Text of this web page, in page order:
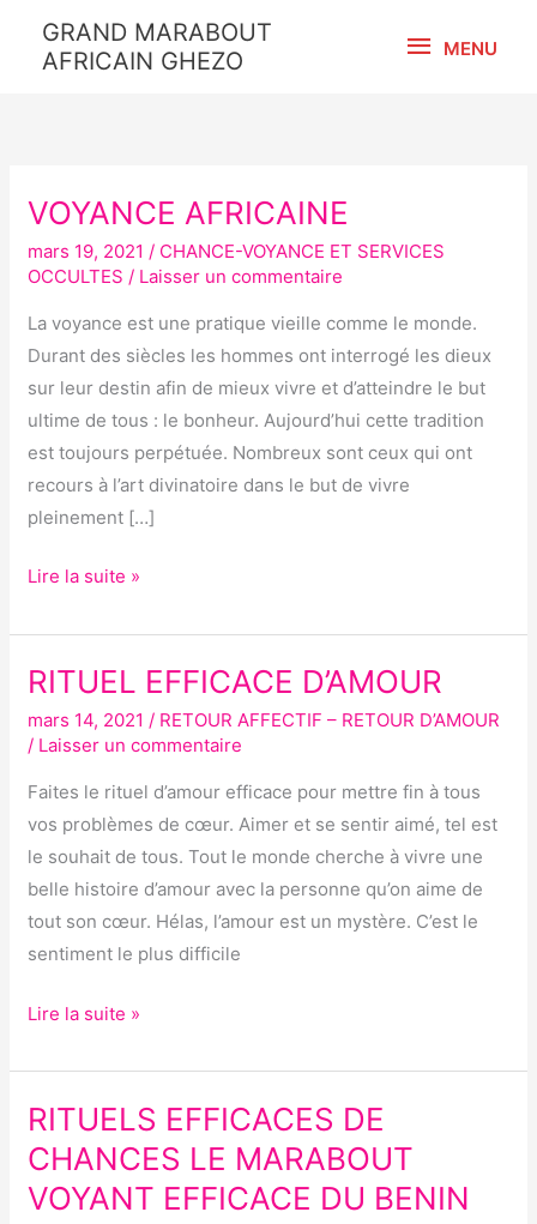
GRAND MARABOUT
AFRICAIN GHEZO
MENU
VOYANCE AFRICAINE
mars 19, 2021 / CHANCE-VOYANCE ET SERVICES
OCCULTES / Laisser un commentaire
La voyance est une pratique vieille comme le monde.
Durant des siècles les hommes ont interrogé les dieux
sur leur destin afin de mieux vivre et d’atteindre le but
ultime de tous : le bonheur. Aujourd’hui cette tradition
est toujours perpétuée. Nombreux sont ceux qui ont
recours à l’art divinatoire dans le but de vivre
pleinement […]
VOYANCE
AFRICAINE
Lire la suite »
RITUEL EFFICACE D’AMOUR
mars 14, 2021/ RETOUR AFFECTIF – RETOUR D’AMOUR
/ Laisser un commentaire
Faites le rituel d’amour efficace pour mettre fin à tous
vos problèmes de cœur. Aimer et se sentir aimé, tel est
le souhait de tous. Tout le monde cherche à vivre une
belle histoire d’amour avec la personne qu’on aime de
tout son cœur. Hélas, l’amour est un mystère. C’est le
sentiment le plus difficile
RITUEL
EFFICACE
D’AMOUR
Lire la suite »
RITUELS EFFICACES DE
CHANCES LE MARABOUT
VOYANT EFFICACE DU BENIN
RITUELS
EFFICACES
DE
CHANCES